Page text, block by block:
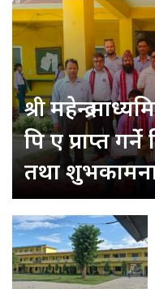
श्रीमहेन्द्र
पि ए प्राप्त
तथा शुभकामना